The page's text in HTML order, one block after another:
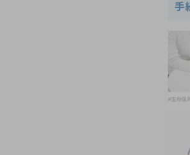
手
#生命保